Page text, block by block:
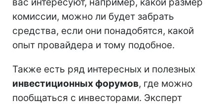
комиссии, можно ли будет забрать
средства, если они понадобятся, какой
опыт провайдера и тому подобное.
Также есть ряд интересных и полезных
инвестиционных форумов, где можно
пообщаться с инвесторами. Эксперт